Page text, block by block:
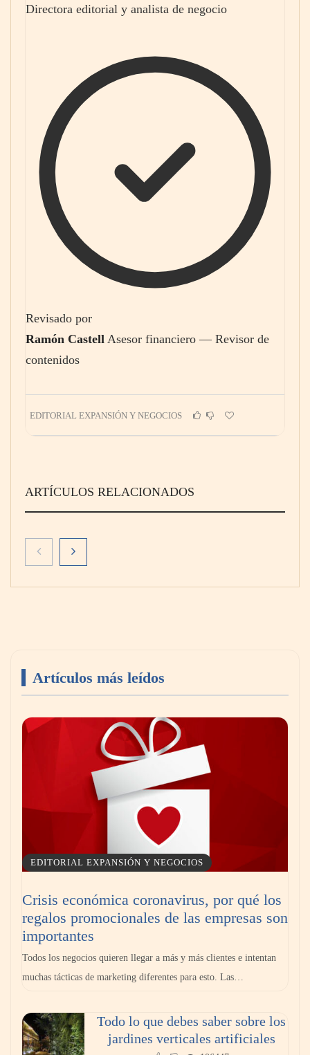
Directora editorial y analista de negocio
Revisado por
Ramón Castell Asesor financiero — Revisor de
contenidos
EDITORIAL EXPANSIÓN Y NEGOCIOS
ARTÍCULOS RELACIONADOS
visualmente cualquier habitación con pintura
Los 10 mejores expertos en reparación de
persianas en Madrid
Artículos más leídos
EDITORIAL EXPANSIÓN Y NEGOCIOS
Crisis económica coronavirus, por qué los
regalos promocionales de las empresas son
importantes
Todos los negocios quieren llegar a más y más clientes e intentan
muchas tácticas de marketing diferentes para esto. Las…
Todo lo que debes saber sobre los
jardines verticales artificiales